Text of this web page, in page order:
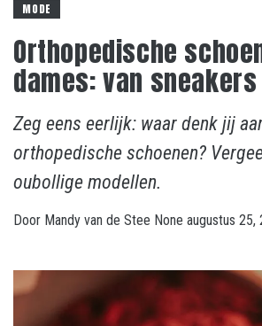
MODE
Orthopedische
dames: van
Zeg eens eerlijk: waar denk jij
orthopedische schoenen?
oubollige modellen.
Door Mandy van de Stee None augustus 25,